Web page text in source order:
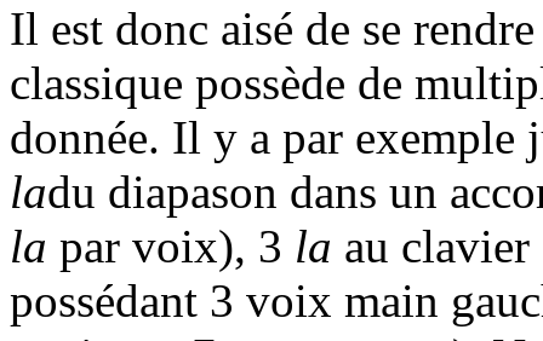
Il est donc aisé de se
classique possède de
donnée. Il y a par exemple
ladu diapason dans un
la par voix), 3 la au clavier
possédant 3 voix main